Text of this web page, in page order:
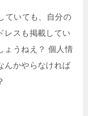
ていても、自分の
レスも掲載してい
ょうねえ？ 個人情
んかやらなければ